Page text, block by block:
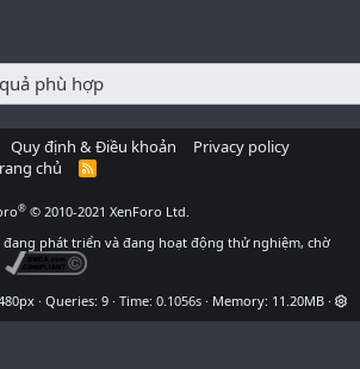
phù hợp
Quy định & Điều khoản
Privacy policy
chủ
R
® © 2010-2021 XenForo Ltd.
đang phát triển và đang hoạt động thử nghiệm, chờ
Queries 9 Time 0.1056s Memory 11.20MB